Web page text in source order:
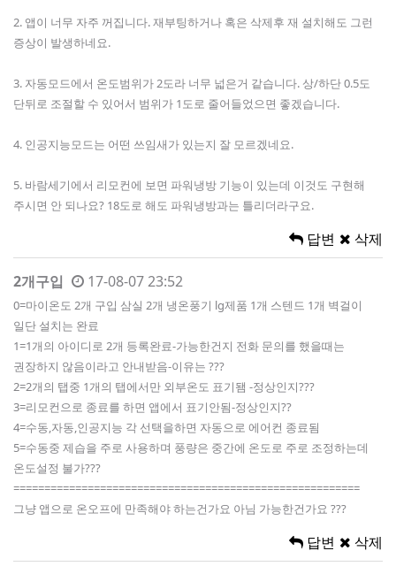
2. 앱이 너무 자주 꺼집니다. 재부팅하거나 혹은 삭제후 재 설치해도 그런
증상이 발생하네요.
3. 자동모드에서 온도범위가 2도라 너무 넓은거 같습니다. 상/하단 0.5도
단뒤로 조절할 수 있어서 범위가 1도로 줄어들었으면 좋겠습니다.
4. 인공지능모드는 어떤 쓰임새가 있는지 잘 모르겠네요.
5. 바람세기에서 리모컨에 보면 파워냉방 기능이 있는데 이것도 구현해
주시면 안 되나요? 18도로 해도 파워냉방과는 틀리더라구요.
답변 삭제
2개구입 17-08-07 23:52
0=마이온도 2개 구입 삼실 2개 냉온풍기 lg제품 1개 스텐드 1개 벽걸이
일단 설치는 완료
1=1개의 아이디로 2개 등록완료-가능한건지 전화 문의를 했을때는
권장하지 않음이라고 안내받음-이유는 ???
2=2개의 탭중 1개의 탭에서만 외부온도 표기됌 -정상인지???
3=리모컨으로 종료를 하면 앱에서 표기안됨-정상인지??
4=수동,자동,인공지능 각 선택을하면 자동으로 에어컨 종료됨
5=수동중 제습을 주로 사용하며 풍량은 중간에 온도로 주로 조정하는데
온도설정 불가???
========================================================
그냥 앱으로 온오프에 만족해야 하는건가요 아님 가능한건가요 ???
답변 삭제